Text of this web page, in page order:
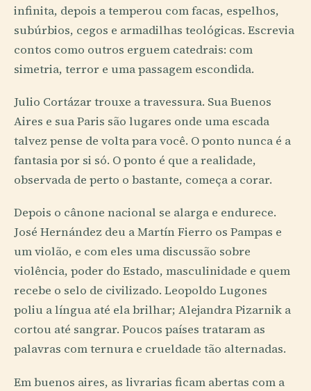
infinita, depois a temperou com facas, espelhos,
subúrbios, cegos e armadilhas teológicas. Escrevia
contos como outros erguem catedrais: com
simetria, terror e uma passagem escondida.
Julio Cortázar trouxe a travessura. Sua Buenos
Aires e sua Paris são lugares onde uma escada
talvez pense de volta para você. O ponto nunca é a
fantasia por si só. O ponto é que a realidade,
observada de perto o bastante, começa a corar.
Depois o cânone nacional se alarga e endurece.
José Hernández deu a Martín Fierro os Pampas e
um violão, e com eles uma discussão sobre
violência, poder do Estado, masculinidade e quem
recebe o selo de civilizado. Leopoldo Lugones
poliu a língua até ela brilhar; Alejandra Pizarnik a
cortou até sangrar. Poucos países trataram as
palavras com ternura e crueldade tão alternadas.
Em buenos aires, as livrarias ficam abertas com a